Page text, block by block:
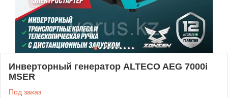
Инверторный генератор ALTECO AEG 7000i
MSER
Под заказ